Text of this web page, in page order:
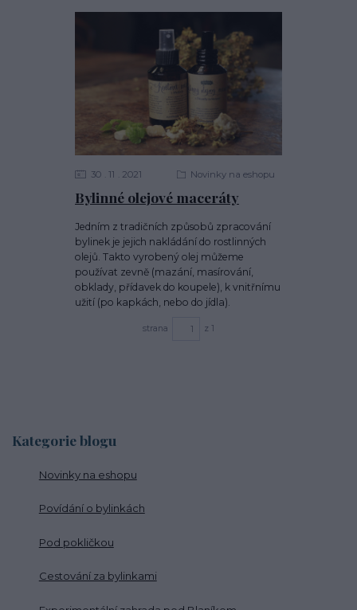
Kategorie blogu
Novinky na eshopu
Povídání o bylinkách
Pod pokličkou
Cestování za bylinkami
Bylinné olejové maceráty
30 11 2021 Novinky na eshopu
Jedním z tradičních způsobů zpracování
bylinek je jejich nakládání do rostlinných
olejů. Takto vyrobený olej můžeme
používat zevně (mazání, masírování,
obklady, přídavek do koupele), k vnitřnímu
užití (po kapkách, nebo do jídla).
strana z 1